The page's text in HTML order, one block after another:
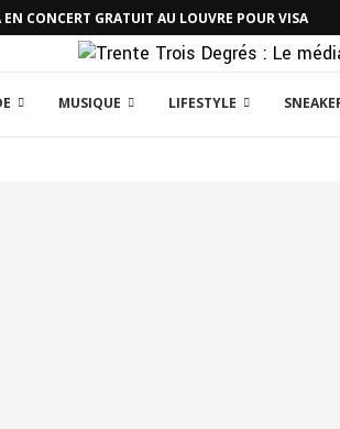
CONCERT GRATUIT AU LOUVRE POUR VISA
MUSIQUE LIFESTYLE